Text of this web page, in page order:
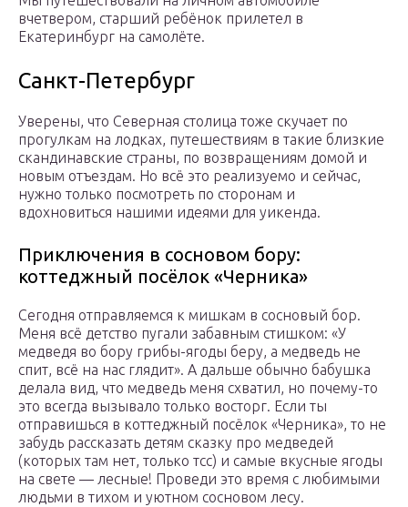
вчетвером, старший ребёнок прилетел в
Екатеринбург на самолёте.
Санкт-Петербург
Уверены, что Северная столица тоже скучает по
прогулкам на лодках, путешествиям в такие близкие
скандинавские страны, по возвращениям домой и
новым отъездам. Но всё это реализуемо и сейчас,
нужно только посмотреть по сторонам и
вдохновиться нашими идеями для уикенда.
Приключения в сосновом бору:
коттеджный посёлок «Черника»
Сегодня отправляемся к мишкам в сосновый бор.
Меня всё детство пугали забавным стишком: «У
медведя во бору грибы-ягоды беру, а медведь не
спит, всё на нас глядит». А дальше обычно бабушка
делала вид, что медведь меня схватил, но почему-то
это всегда вызывало только восторг. Если ты
отправишься в коттеджный посёлок «Черника», то не
забудь рассказать детям сказку про медведей
(которых там нет, только тсс) и самые вкусные ягоды
на свете — лесные! Проведи это время с любимыми
людьми в тихом и уютном сосновом лесу.